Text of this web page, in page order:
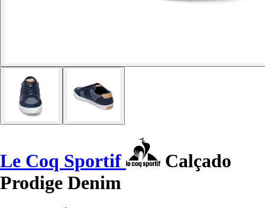
Le Coq Sportif
Calçado
Prodige Denim